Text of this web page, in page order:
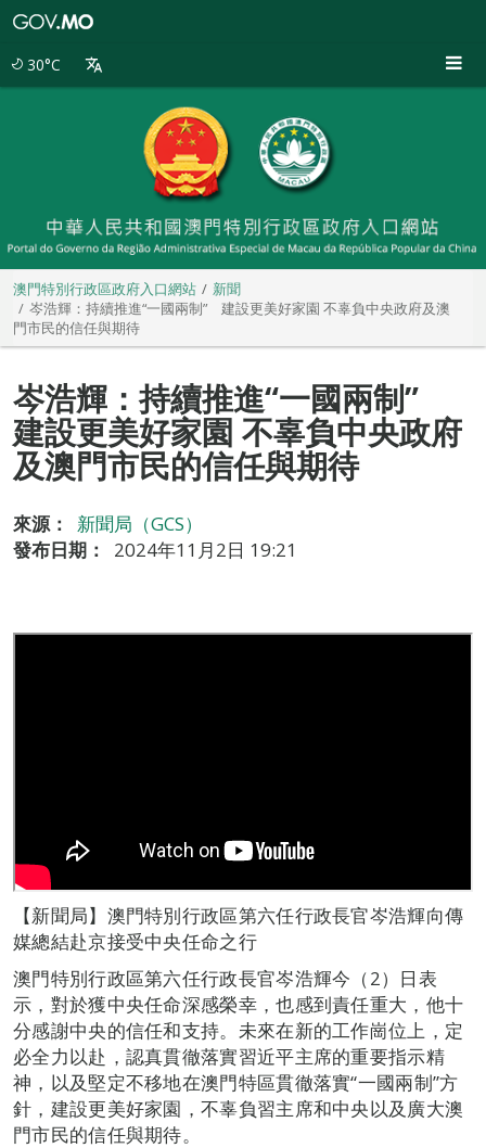
30°C
澳門特別行政區政府入口網站
新聞
岑浩輝：持續推進“一國兩制” 建設更美好家園 不辜負中央政府及澳
門市民的信任與期待
岑浩輝：持續推進“一國兩制”
建設更美好家園 不辜負中央政府
及澳門市民的信任與期待
來源：
新聞局（GCS）
發布日期：
2024年11月2日 19:21
【新聞局】澳門特別行政區第六任行政長官岑浩輝向傳
媒總結赴京接受中央任命之行
澳門特別行政區第六任行政長官岑浩輝今（2）日表
示，對於獲中央任命深感榮幸，也感到責任重大，他十
分感謝中央的信任和支持。未來在新的工作崗位上，定
必全力以赴，認真貫徹落實習近平主席的重要指示精
神，以及堅定不移地在澳門特區貫徹落實“一國兩制”方
針，建設更美好家園，不辜負習主席和中央以及廣大澳
門市民的信任與期待。